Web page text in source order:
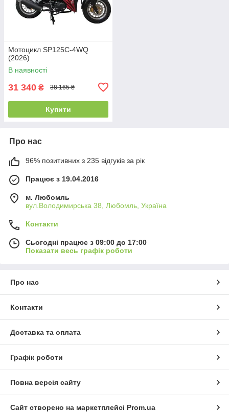
Мотоцикл SP125C-4WQ
(2026)
В наявності
31 340 ₴ 38 165 ₴
Купити
Про нас
96% позитивних з 235 відгуків за рік
Працює з 19.04.2016
м. Любомль
вул.Володимирська 38, Любомль, Україна
Контакти
Сьогодні працює з 09:00 до 17:00
Показати весь графік роботи
Про нас
Контакти
Доставка та оплата
Графік роботи
Повна версія сайту
Сайт створено на маркетплейсі Prom.ua